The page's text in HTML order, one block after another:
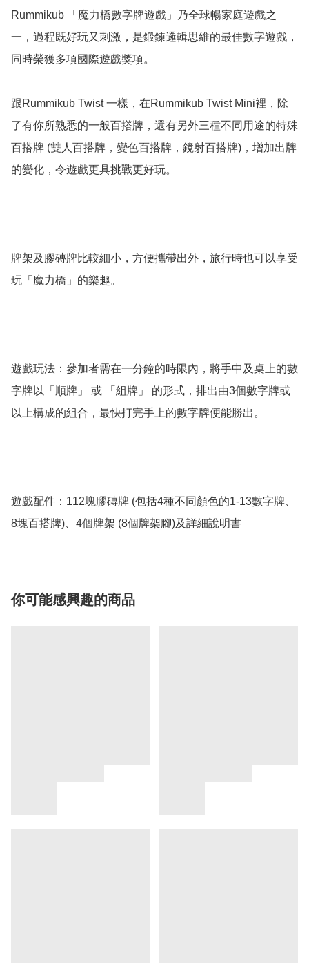
Rummikub 「魔力橋數字牌遊戲」乃全球暢家庭遊戲之
一，過程既好玩又刺激，是鍛鍊邏輯思維的最佳數字遊戲，
同時榮獲多項國際遊戲獎項。
跟Rummikub Twist 一樣，在Rummikub Twist Mini裡，除
了有你所熟悉的一般百撘牌，還有另外三種不同用途的特殊
百搭牌 (雙人百搭牌，變色百搭牌，鏡射百搭牌)，增加出牌
的變化，令遊戲更具挑戰更好玩。
牌架及膠磚牌比較細小，方便攜帶出外，旅行時也可以享受
玩「魔力橋」的樂趣。
遊戲玩法：參加者需在一分鐘的時限內，將手中及桌上的數
字牌以「順牌」 或 「組牌」 的形式，排出由3個數字牌或
以上構成的組合，最快打完手上的數字牌便能勝出。
遊戲配件：112塊膠磚牌 (包括4種不同顏色的1-13數字牌、
8塊百搭牌)、4個牌架 (8個牌架腳)及詳細說明書
你可能感興趣的商品